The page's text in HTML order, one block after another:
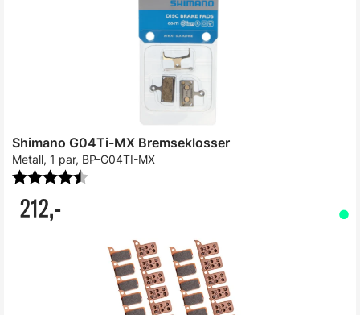
Shimano G04Ti-MX Bremseklosser
Metall, 1 par, BP-G04TI-MX
212,-
Karakter: